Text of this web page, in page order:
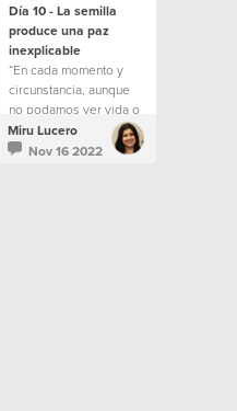
Día 10 - La semilla
produce una paz
inexplicable
“En cada momento y
circunstancia, aunque
no podamos ver vida o
futuro ante nuestros
ojos, Dios tiene el
Miru Lucero
Nov 16 2022